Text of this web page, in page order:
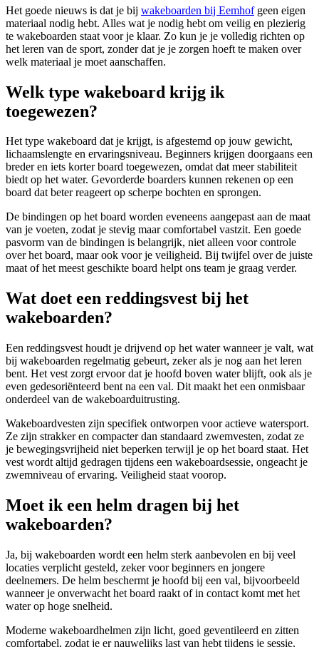
Het goede nieuws is dat je bij wakeboarden bij Eemhofgeen eigen
materiaal nodig hebt. Alles wat je nodig hebt om veilig en plezierig
te wakeboarden staat voor je klaar. Zo kun je je volledig richten op
het leren van de sport, zonder dat je je zorgen hoeft te maken over
welk materiaal je moet aanschaffen.
Welk type wakeboard krijg ik
toegewezen?
Het type wakeboard dat je krijgt, is afgestemd op jouw gewicht,
lichaamslengte en ervaringsniveau. Beginners krijgen doorgaans een
breder en iets korter board toegewezen, omdat dat meer stabiliteit
biedt op het water. Gevorderde boarders kunnen rekenen op een
board dat beter reageert op scherpe bochten en sprongen.
De bindingen op het board worden eveneens aangepast aan de maat
van je voeten, zodat je stevig maar comfortabel vastzit. Een goede
pasvorm van de bindingen is belangrijk, niet alleen voor controle
over het board, maar ook voor je veiligheid. Bij twijfel over de juiste
maat of het meest geschikte board helpt ons team je graag verder.
Wat doet een reddingsvest bij het
wakeboarden?
Een reddingsvest houdt je drijvend op het water wanneer je valt, wat
bij wakeboarden regelmatig gebeurt, zeker als je nog aan het leren
bent. Het vest zorgt ervoor dat je hoofd boven water blijft, ook als je
even gedesoriënteerd bent na een val. Dit maakt het een onmisbaar
onderdeel van de wakeboarduitrusting.
Wakeboardvesten zijn specifiek ontworpen voor actieve watersport.
Ze zijn strakker en compacter dan standaard zwemvesten, zodat ze
je bewegingsvrijheid niet beperken terwijl je op het board staat. Het
vest wordt altijd gedragen tijdens een wakeboardsessie, ongeacht je
zwemniveau of ervaring. Veiligheid staat voorop.
Moet ik een helm dragen bij het
wakeboarden?
Ja, bij wakeboarden wordt een helm sterk aanbevolen en bij veel
locaties verplicht gesteld, zeker voor beginners en jongere
deelnemers. De helm beschermt je hoofd bij een val, bijvoorbeeld
wanneer je onverwacht het board raakt of in contact komt met het
water op hoge snelheid.
Moderne wakeboardhelmen zijn licht, goed geventileerd en zitten
comfortabel, zodat je er nauwelijks last van hebt tijdens je sessie.